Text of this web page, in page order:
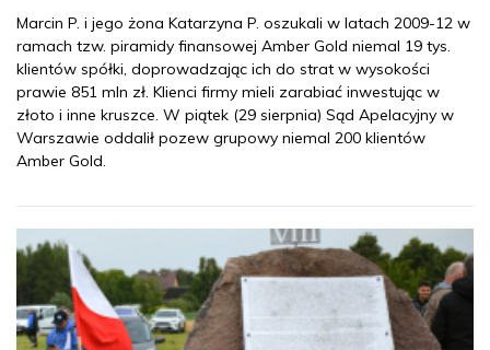
Marcin P. i jego żona Katarzyna P. oszukali w latach 2009-12 w
ramach tzw. piramidy finansowej Amber Gold niemal 19 tys.
klientów spółki, doprowadzając ich do strat w wysokości
prawie 851 mln zł. Klienci firmy mieli zarabiać inwestując w
złoto i inne kruszce. W piątek (29 sierpnia) Sąd Apelacyjny w
Warszawie oddalił pozew grupowy niemal 200 klientów
Amber Gold.